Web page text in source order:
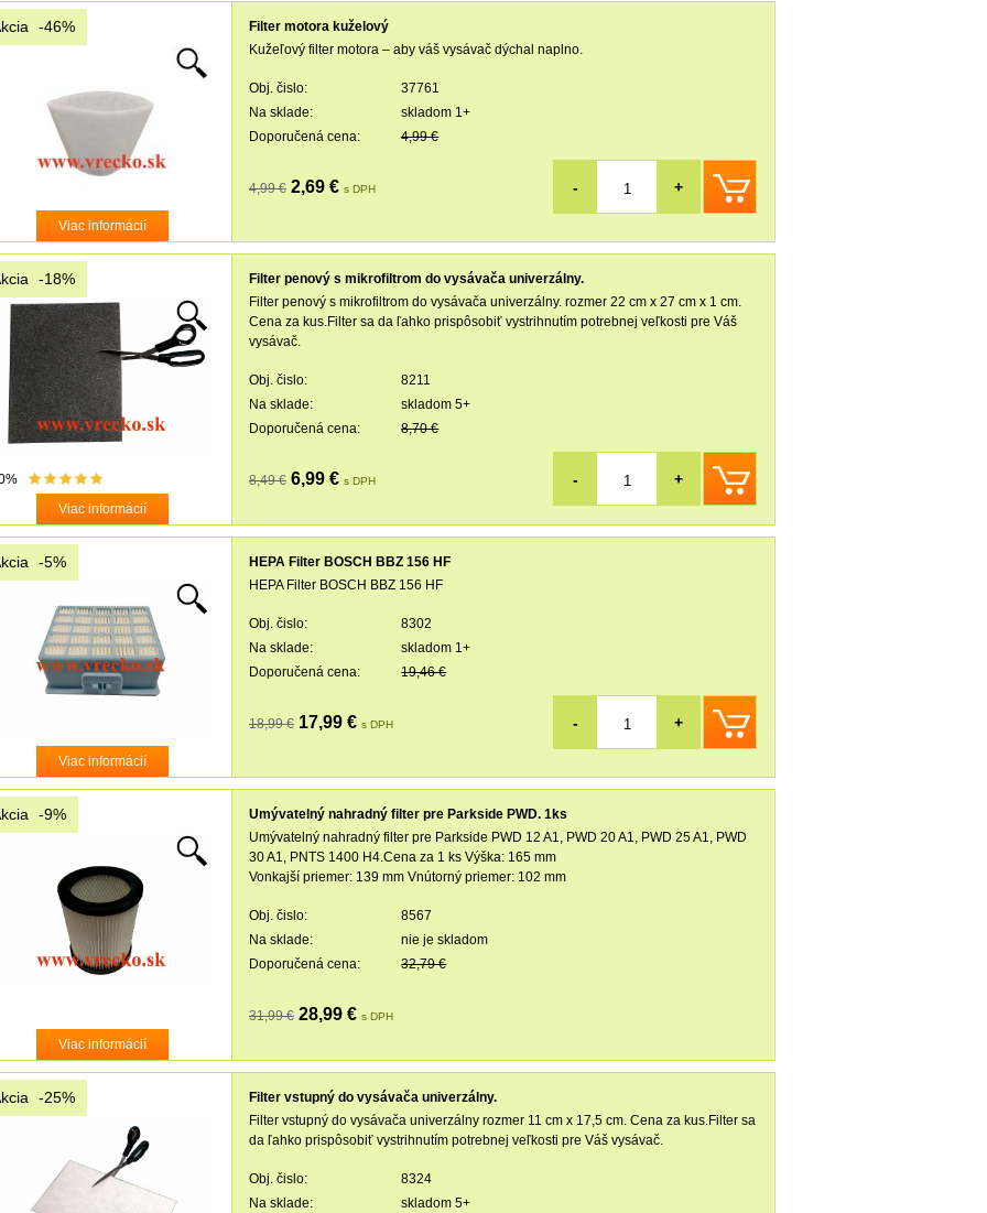
-46%
Viac informácií
Filter motora kuželový
Kužeľový filter motora – aby váš vysávač dýchal naplno.
Obj. čislo:
37761
Na sklade:
skladom 1+
Doporučená cena:
4,99 €
4,99 € 2,69 € s DPH - +
-18%
Viac informácií
Filter penový s mikrofiltrom do vysávača univerzálny.
Filter penový s mikrofiltrom do vysávača univerzálny. rozmer 22 cm x 27 cm x 1 cm.
Cena za kus.Filter sa da ľahko prispôsobiť vystrihnutím potrebnej veľkosti pre Váš
vysávač.
Obj. čislo:
8211
Na sklade:
skladom 5+
Doporučená cena:
8,70 €
8,49 € 6,99 € s DPH - +
-5%
Viac informácií
HEPA Filter BOSCH BBZ 156 HF
HEPA Filter BOSCH BBZ 156 HF
Obj. čislo:
8302
Na sklade:
skladom 1+
Doporučená cena:
19,46 €
18,99 € 17,99 € s DPH - +
-9%
Viac informácií
Umývatelný nahradný filter pre Parkside PWD. 1ks
Umývatelný nahradný filter pre Parkside PWD 12 A1, PWD 20 A1, PWD 25 A1, PWD
30 A1, PNTS 1400 H4.Cena za 1 ks Výška: 165 mm
Vonkajší priemer: 139 mm Vnútorný priemer: 102 mm
Obj. čislo:
8567
Na sklade:
nie je skladom
Doporučená cena:
32,79 €
31,99 € 28,99 € s DPH
-25%
Filter vstupný do vysávača univerzálny.
Filter vstupný do vysávača univerzálny rozmer 11 cm x 17,5 cm. Cena za kus.Filter sa
da ľahko prispôsobiť vystrihnutím potrebnej veľkosti pre Váš vysávač.
Obj. čislo:
8324
Na sklade:
skladom 5+